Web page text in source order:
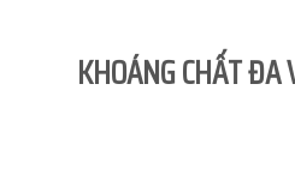
KHOÁNG CHẤT ĐA